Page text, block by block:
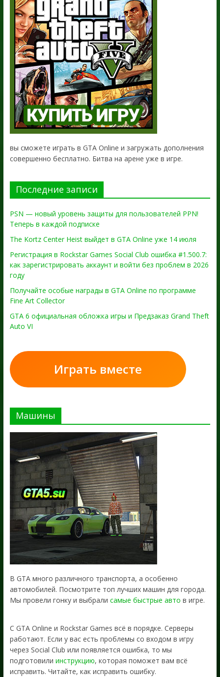
вы сможете играть в GTA Online и загружать дополнения
совершенно бесплатно. Битва на арене уже в игре.
Последние записи
PSN — новый уровень защиты для пользователей PPN!
Теперь в каждой подписке
The Kortz Center Heist выйдет в GTA Online уже 14 июля
Регистрация в Rockstar Games Social Club ошибка #1.500.7:
как зарегистрировать аккаунт и войти без проблем в 2026
году
Получайте особые награды в GTA Online по программе
Fine Art Collector
GTA 6 официальная обложка игры и Предзаказ Grand Theft
Auto VI
Играть вместе
Машины
В GTA много различного транспорта, а особенно
автомобилей. Посмотрите топ лучших машин для города.
Мы провели гонку и выбрали самые быстрые авто в игре.
С GTA Online и Rockstar Games всё в порядке. Серверы
работают. Если у вас есть проблемы со входом в игру
через Social Club или появляется ошибка, то мы
подготовили инструкцию, которая поможет вам всё
исправить. Читайте, как исправить ошибку.